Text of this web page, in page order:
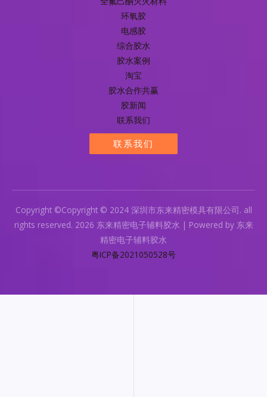
环氧胶
电感胶
综合胶水
胶水案例
淘宝
胶水合作共赢
胶新闻
联系我们
联系我们
Copyright ©Copyright © 2024 深圳市东来精密模具有限公司. all
rights reserved. 2026 东来精密电子辅料胶水 | Powered by 东来
精密电子辅料胶水
粤ICP备2021050528号